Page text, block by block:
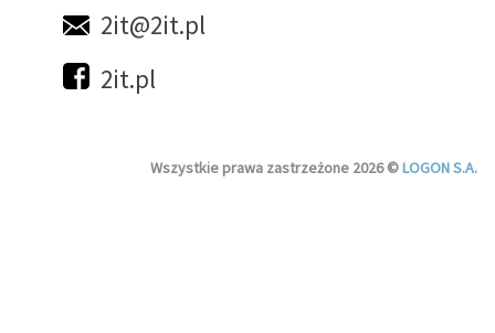
2it@2it.pl
2it.pl
Wszystkie prawa zastrzeżone 2026 ©LOGON S.A.